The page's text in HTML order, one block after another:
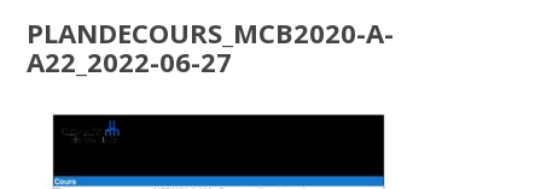
PLANDECOURS_MCB2020-A-
A22_2022-06-27